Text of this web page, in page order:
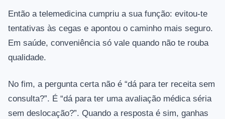
Então a telemedicina cumpriu a sua função: evitou‑te
tentativas às cegas e apontou o caminho mais seguro.
Em saúde, conveniência só vale quando não te rouba
qualidade.
No fim, a pergunta certa não é “dá para ter receita sem
consulta?”. É “dá para ter uma avaliação médica séria
sem deslocação?”. Quando a resposta é sim, ganhas